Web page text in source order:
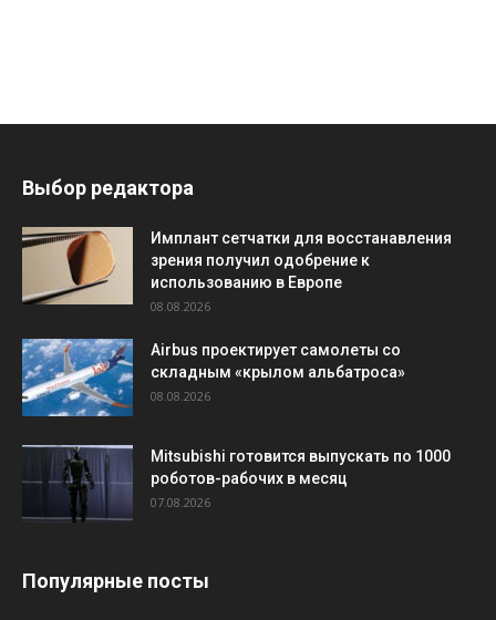
Выбор редактора
Имплант сетчатки для восстанавления
зрения получил одобрение к
использованию в Европе
08.08.2026
Airbus проектирует самолеты со
складным «крылом альбатроса»
08.08.2026
Mitsubishi готовится выпускать по 1000
роботов-рабочих в месяц
07.08.2026
Популярные посты